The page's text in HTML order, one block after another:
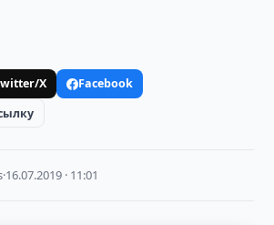
X
Facebook
·16.07.2019 · 11:01